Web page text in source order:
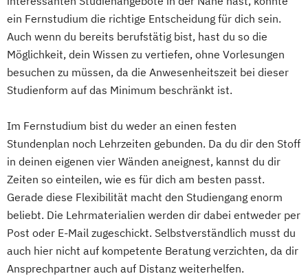
Gesundheitswesen
Digitale Betriebswirtschaftslehre
Digitale Transformation Diätetik
E-Beratung in der Pädagogik
E-Commerce Elektrotechnik
Engineering Management (DE/EN)
Entrepreneurship (DE/EN) Ergotherapie
Ernährungswissenschaften
Eventmanagement Facility Management
Accounting und Taxation (DE/EN)
Finanzmanagement
Finanzmanagement für Bankkaufleute
Integrative StadtLand-Entwicklung
Lighting Design (EN)
Management
Digitalisierung und Nachhaltigkeit
Marketing
Personalmanagement
Projektmanagement &
Prozessmanagement
Quality Management
Rechtliche Betreuung
Sales Management
Soziale Arbeit Sozialmanagement
Sportmanagement Wirtschaftsinformatik
Wirtschaftspsychologie
Wirtschaftsrecht
ein Fernstudium die richtige Entscheidung für dich sein.
Auch wenn du bereits berufstätig bist, hast du so die
Möglichkeit, dein Wissen zu vertiefen, ohne Vorlesungen
besuchen zu müssen, da die Anwesenheitszeit bei dieser
Studienform auf das Minimum beschränkt ist.
Im Fernstudium bist du weder an einen festen
Stundenplan noch Lehrzeiten gebunden. Da du dir den Stoff
in deinen eigenen vier Wänden aneignest, kannst du dir
Zeiten so einteilen, wie es für dich am besten passt.
Gerade diese Flexibilität macht den Studiengang enorm
beliebt. Die Lehrmaterialien werden dir dabei entweder per
Post oder E-Mail zugeschickt. Selbstverständlich musst du
auch hier nicht auf kompetente Beratung verzichten, da dir
Ansprechpartner auch auf Distanz weiterhelfen.